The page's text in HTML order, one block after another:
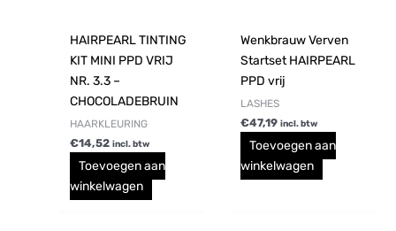
HAIRPEARL TINTING
KIT MINI PPD VRIJ
NR. 3.3 –
CHOCOLADEBRUIN
HAARKLEURING
€14,52 incl. btw
Toevoegen aan
winkelwagen
Wenkbrauw Verven
Startset HAIRPEARL
PPD vrij
LASHES
€47,19 incl. btw
Toevoegen aan
winkelwagen